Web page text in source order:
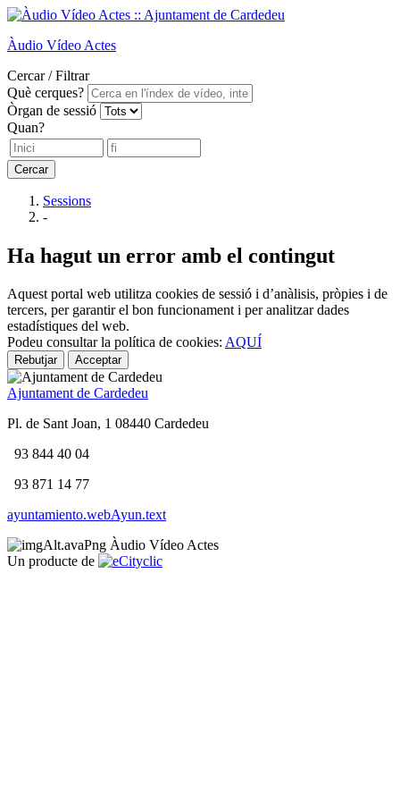
Àudio Vídeo Actes
Cercar / Filtrar
Què cerques?
Òrgan de sessió
Quan?
Cercar
Sessions
-
Ha hagut un error amb el contingut
Aquest portal web utilitza cookies de sessió i d’anàlisis, pròpies i de
tercers, per garantir el bon funcionament i per analitzar dades
estadístiques del web.
Podeu consultar la política de cookies: AQUÍ
Rebutjar Acceptar
Ajuntament de Cardedeu
Pl. de Sant Joan, 1 08440 Cardedeu
93 844 40 04
93 871 14 77
ayuntamiento.webAyun.text
Àudio Vídeo Actes
Un producte de